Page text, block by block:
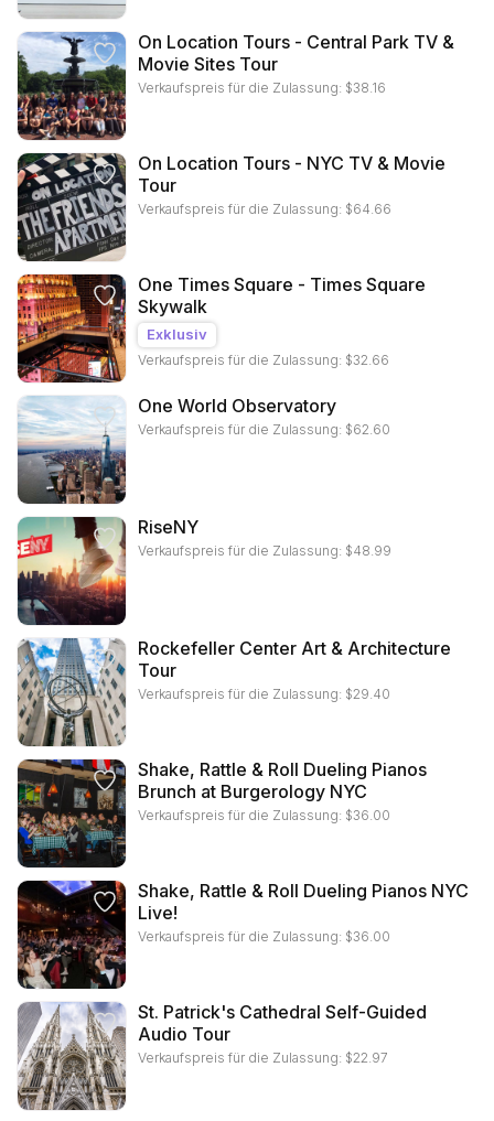
On Location Tours - Central Park TV &
Movie Sites Tour
Verkaufspreis für die Zulassung: $38.16
On Location Tours - NYC TV & Movie
Tour
Verkaufspreis für die Zulassung: $64.66
One Times Square - Times Square
Skywalk
Exklusiv
Verkaufspreis für die Zulassung: $32.66
One World Observatory
Verkaufspreis für die Zulassung: $62.60
RiseNY
Verkaufspreis für die Zulassung: $48.99
Rockefeller Center Art & Architecture
Tour
Verkaufspreis für die Zulassung: $29.40
Shake, Rattle & Roll Dueling Pianos
Brunch at Burgerology NYC
Verkaufspreis für die Zulassung: $36.00
Shake, Rattle & Roll Dueling Pianos NYC
Live!
Verkaufspreis für die Zulassung: $36.00
St. Patrick's Cathedral Self-Guided
Audio Tour
Verkaufspreis für die Zulassung: $22.97